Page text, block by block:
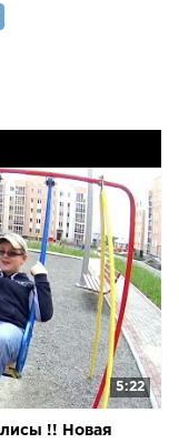
5:22
!! Новая